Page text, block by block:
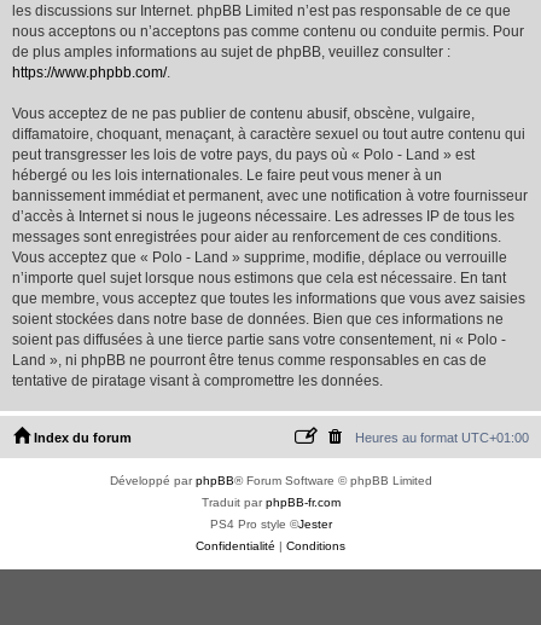
les discussions sur Internet. phpBB Limited n’est pas responsable de ce que
nous acceptons ou n’acceptons pas comme contenu ou conduite permis. Pour
de plus amples informations au sujet de phpBB, veuillez consulter :
https://www.phpbb.com/.
Vous acceptez de ne pas publier de contenu abusif, obscène, vulgaire,
diffamatoire, choquant, menaçant, à caractère sexuel ou tout autre contenu qui
peut transgresser les lois de votre pays, du pays où « Polo - Land » est
hébergé ou les lois internationales. Le faire peut vous mener à un
bannissement immédiat et permanent, avec une notification à votre fournisseur
d’accès à Internet si nous le jugeons nécessaire. Les adresses IP de tous les
messages sont enregistrées pour aider au renforcement de ces conditions.
Vous acceptez que « Polo - Land » supprime, modifie, déplace ou verrouille
n’importe quel sujet lorsque nous estimons que cela est nécessaire. En tant
que membre, vous acceptez que toutes les informations que vous avez saisies
soient stockées dans notre base de données. Bien que ces informations ne
soient pas diffusées à une tierce partie sans votre consentement, ni « Polo -
Land », ni phpBB ne pourront être tenus comme responsables en cas de
tentative de piratage visant à compromettre les données.
Index du forum Heures au format UTC+01:00
Développé parphpBB® Forum Software © phpBB Limited
Traduit parphpBB-fr.com
PS4 Pro style ©Jester
Confidentialité | Conditions